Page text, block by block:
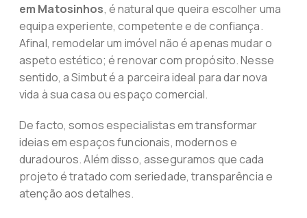
em Matosinhos, é natural que queira escolher uma
equipa experiente, competente e de confiança.
Afinal, remodelar um imóvel não é apenas mudar o
aspeto estético; é renovar com propósito. Nesse
sentido, a Simbut é a parceira ideal para dar nova
vida à sua casa ou espaço comercial.
De facto, somos especialistas em transformar
ideias em espaços funcionais, modernos e
duradouros. Além disso, asseguramos que cada
projeto é tratado com seriedade, transparência e
atenção aos detalhes.